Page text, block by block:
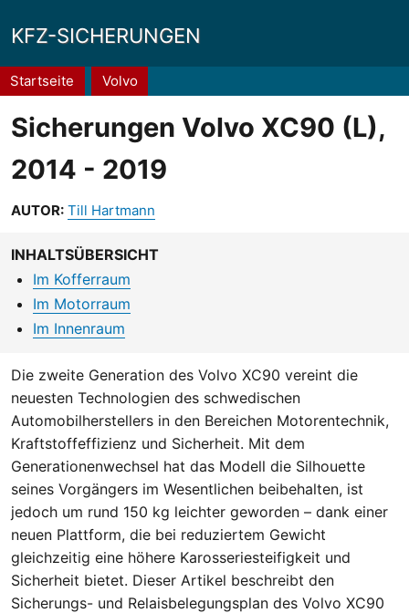
KFZ-SICHERUNGEN
Pfadnavigation
Startseite Volvo
Sicherungen Volvo XC90 (L),
2014 - 2019
AUTOR: Till Hartmann
INHALTSÜBERSICHT
Im Kofferraum
Im Motorraum
Im Innenraum
Die zweite Generation des Volvo XC90 vereint die
neuesten Technologien des schwedischen
Automobilherstellers in den Bereichen Motorentechnik,
Kraftstoffeffizienz und Sicherheit. Mit dem
Generationenwechsel hat das Modell die Silhouette
seines Vorgängers im Wesentlichen beibehalten, ist
jedoch um rund 150 kg leichter geworden – dank einer
neuen Plattform, die bei reduziertem Gewicht
gleichzeitig eine höhere Karosseriesteifigkeit und
Sicherheit bietet. Dieser Artikel beschreibt den
Sicherungs- und Relaisbelegungsplan des Volvo XC90